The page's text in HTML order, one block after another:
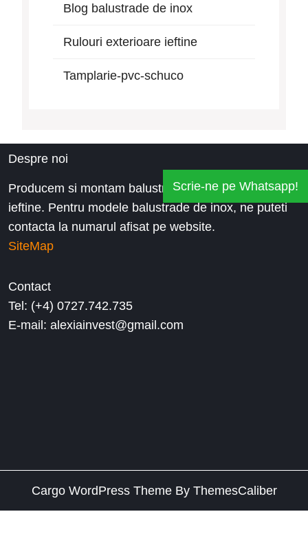
Blog balustrade de inox
Rulouri exterioare ieftine
Tamplarie-pvc-schuco
Despre noi
Producem si montam balustrade inox la preturi
ieftine. Pentru modele balustrade de inox, ne puteti
contacta la numarul afisat pe website.
SiteMap
Contact
Tel: (+4) 0727.742.735
E-mail: alexiainvest@gmail.com
Cargo WordPress ThemeBy ThemesCaliber
Scrie-ne pe Whatsapp!